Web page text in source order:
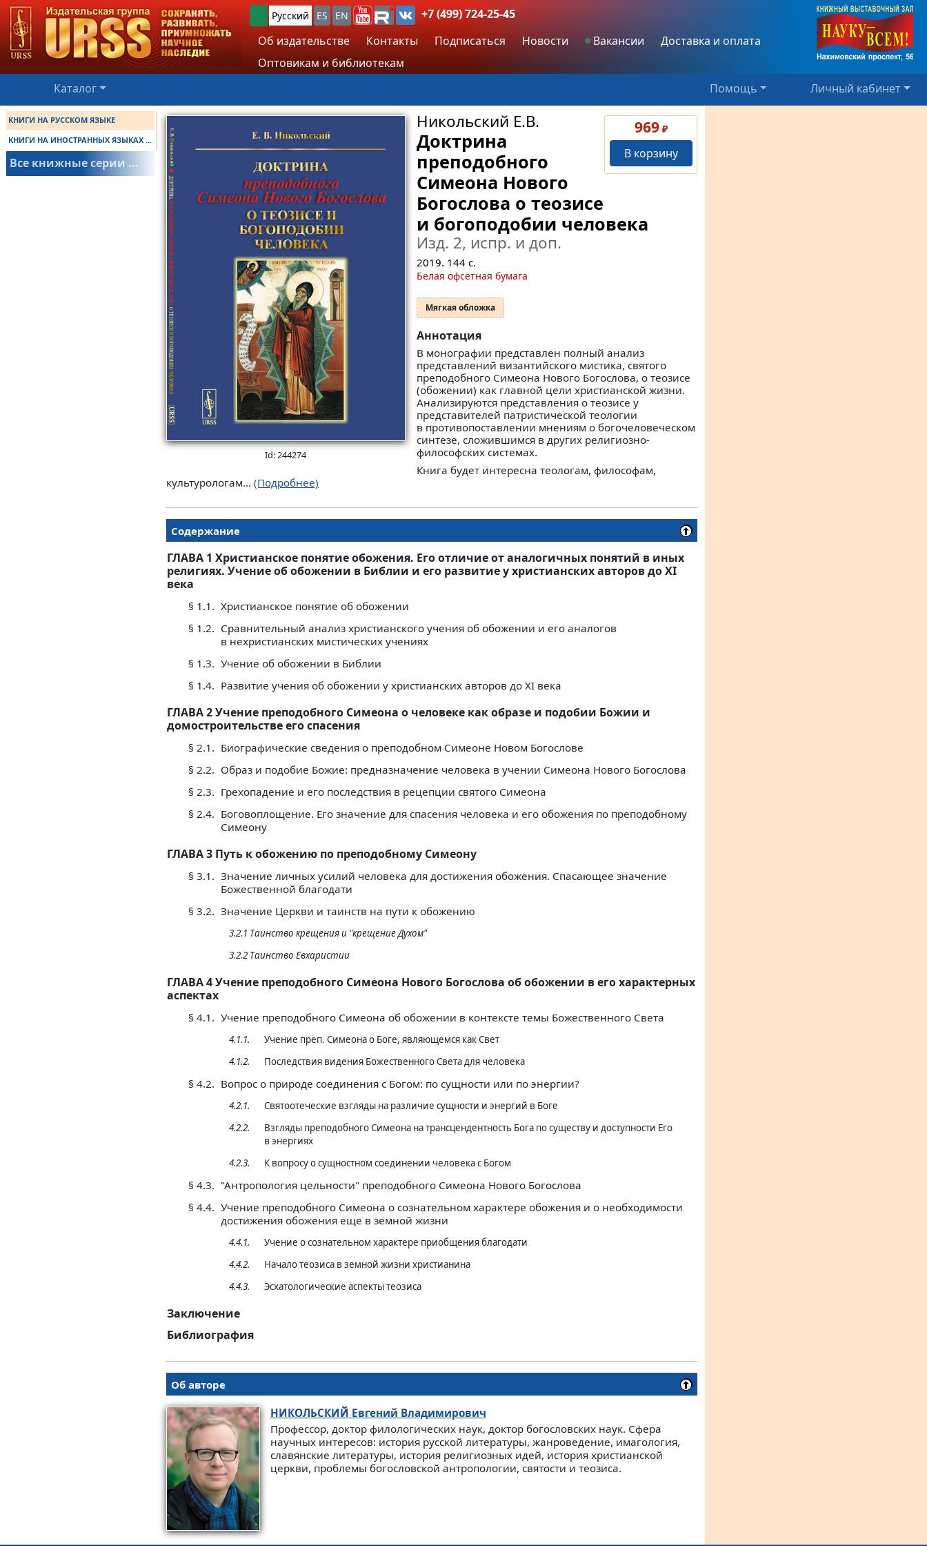
Русский ES EN
+7 (499) 724-25-45
Об издательстве
Контакты Подписаться Новости Вакансии
Доставка и оплата
Оптовикам и библиотекам
Каталог
Помощь Личный кабинет
КНИГИ НА РУССКОМ ЯЗЫКЕ
КНИГИ НА ИНОСТРАННЫХ ЯЗЫКАХ ...
Все книжные серии ...
Id: 244274
969₽
В корзину
Никольский Е.В.
Доктрина
преподобного
Симеона Нового
Богослова о теозисе
и богоподобии человека
Изд. 2, испр. и доп.
2019. 144с.
Белая офсетная бумага
Мягкая обложка
Аннотация
В монографии представлен полный анализ
представлений византийского мистика, святого
преподобного Симеона Нового Богослова, о теозисе
(обожении) как главной цели христианской жизни.
Анализируются представления о теозисе у
представителей патристической теологии
в противопоставлении мнениям о богочеловеческом
синтезе, сложившимся в других религиозно-
философских системах.
Книга будет интересна теологам, философам,
культурологам... (Подробнее)
Содержание
ГЛАВА 1 Христианское понятие обожения. Его отличие от аналогичных понятий в иных
религиях. Учение об обожении в Библии и его развитие у христианских авторов до XI
века
§ 1.1. Христианское понятие об обожении
§ 1.2. Сравнительный анализ христианского учения об обожении и его аналогов
в нехристианских мистических учениях
§ 1.3. Учение об обожении в Библии
§ 1.4. Развитие учения об обожении у христианских авторов до XI века
ГЛАВА 2 Учение преподобного Симеона о человеке как образе и подобии Божии и
домостроительстве его спасения
§ 2.1. Биографические сведения о преподобном Симеоне Новом Богослове
§ 2.2. Образ и подобие Божие: предназначение человека в учении Симеона Нового Богослова
§ 2.3. Грехопадение и его последствия в рецепции святого Симеона
§ 2.4. Боговоплощение. Его значение для спасения человека и его обожения по преподобному
Симеону
ГЛАВА 3 Путь к обожению по преподобному Симеону
§ 3.1. Значение личных усилий человека для достижения обожения. Спасающее значение
Божественной благодати
§ 3.2. Значение Церкви и таинств на пути к обожению
3.2.1 Таинство крещения и "крещение Духом"
3.2.2 Таинство Евхаристии
ГЛАВА 4 Учение преподобного Симеона Нового Богослова об обожении в его характерных
аспектах
§ 4.1. Учение преподобного Симеона об обожении в контексте темы Божественного Света
4.1.1.
Учение преп. Симеона о Боге, являющемся как Свет
4.1.2.
Последствия видения Божественного Света для человека
§ 4.2. Вопрос о природе соединения с Богом: по сущности или по энергии?
4.2.1.
Святоотеческие взгляды на различие сущности и энергий в Боге
4.2.2.
Взгляды преподобного Симеона на трансцендентность Бога по существу и доступности Его
в энергиях
4.2.3.
К вопросу о сущностном соединении человека с Богом
§ 4.3. "Антропология цельности" преподобного Симеона Нового Богослова
§ 4.4. Учение преподобного Симеона о сознательном характере обожения и о необходимости
достижения обожения еще в земной жизни
4.4.1.
Учение о сознательном характере приобщения благодати
4.4.2.
Начало теозиса в земной жизни христианина
4.4.3.
Эсхатологические аспекты теозиса
Заключение
Библиография
Об авторе
НИКОЛЬСКИЙ Евгений Владимирович
Профессор, доктор филологических наук, доктор богословских наук. Сфера
научных интересов: история русской литературы, жанроведение, имагология,
славянские литературы, история религиозных идей, история христианской
церкви, проблемы богословской антропологии, святости и теозиса.